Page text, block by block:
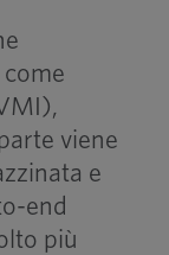
viene
e
end
più